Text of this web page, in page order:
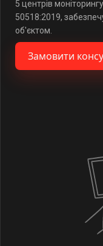
5 центрів
50518:2019,
об'єктом.
Замовити